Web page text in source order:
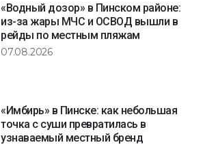
«Водный дозор» в Пинском районе:
из-за жары МЧС и ОСВОД вышли в
рейды по местным пляжам
07.08.2026
«Имбирь» в Пинске: как небольшая
точка с суши превратилась в
узнаваемый местный бренд